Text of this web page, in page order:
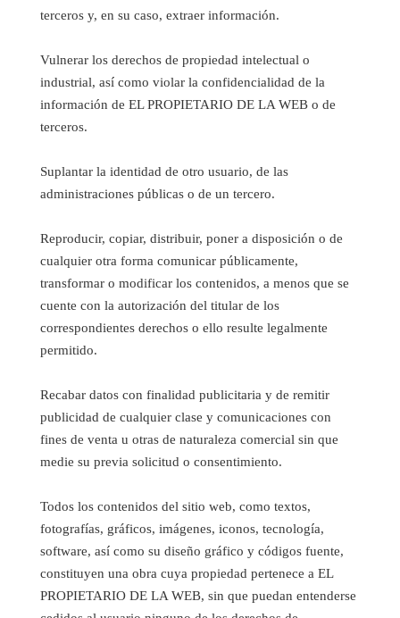
terceros y, en su caso, extraer información.
Vulnerar los derechos de propiedad intelectual o
industrial, así como violar la confidencialidad de la
información de EL PROPIETARIO DE LA WEB o de
terceros.
Suplantar la identidad de otro usuario, de las
administraciones públicas o de un tercero.
Reproducir, copiar, distribuir, poner a disposición o de
cualquier otra forma comunicar públicamente,
transformar o modificar los contenidos, a menos que se
cuente con la autorización del titular de los
correspondientes derechos o ello resulte legalmente
permitido.
Recabar datos con finalidad publicitaria y de remitir
publicidad de cualquier clase y comunicaciones con
fines de venta u otras de naturaleza comercial sin que
medie su previa solicitud o consentimiento.
Todos los contenidos del sitio web, como textos,
fotografías, gráficos, imágenes, iconos, tecnología,
software, así como su diseño gráfico y códigos fuente,
constituyen una obra cuya propiedad pertenece a EL
PROPIETARIO DE LA WEB, sin que puedan entenderse